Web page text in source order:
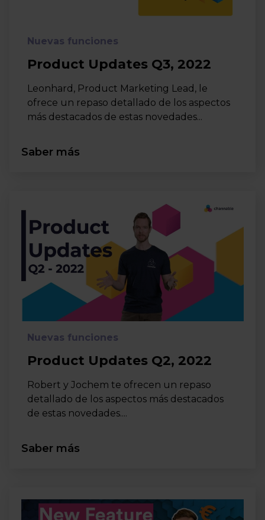
Nuevas funciones
Product Updates Q3, 2022
Leonhard, Product Marketing Lead, le
ofrece un repaso detallado de los aspectos
más destacados de estas novedades...
Saber más
Nuevas funciones
Product Updates Q2, 2022
Robert y Jochem te ofrecen un repaso
detallado de los aspectos más destacados
de estas novedades....
Saber más